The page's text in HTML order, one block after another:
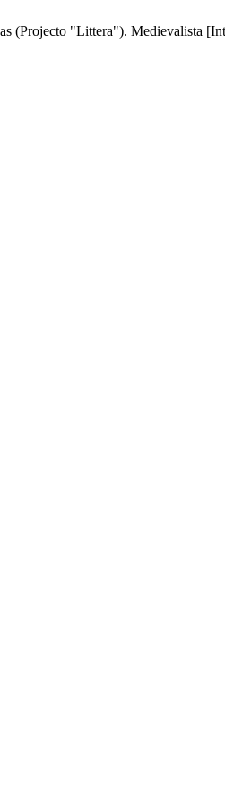
(Projecto "Littera"). Medievalista